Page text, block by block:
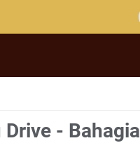
- Bahagia